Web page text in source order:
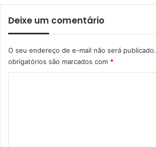
Deixe um comentário
O seu endereço de e-mail não será publicado.
obrigatórios são marcados com *